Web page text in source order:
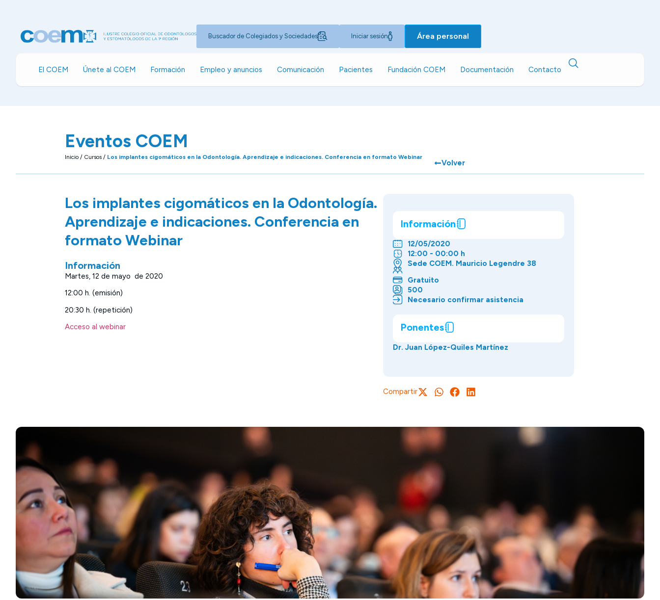
Buscador de Colegiados y Sociedades Iniciar sesión Área personal
El COEM Únete al COEM Formación Empleo y anuncios Comunicación Pacientes Fundación COEM Documentación Contacto
Eventos COEM
Inicio / Cursos / Los implantes cigomáticos en la Odontología. Aprendizaje e indicaciones. Conferencia en formato Webinar
Volver
Los implantes cigomáticos en la Odontología.
Aprendizaje e indicaciones. Conferencia en
formato Webinar
Información
Martes, 12 de mayo de 2020
12:00 h. (emisión)
20:30 h. (repetición)
Acceso al webinar
Información
12/05/2020
12:00 - 00:00 h
Sede COEM. Mauricio Legendre 38
Gratuito
500
Necesario confirmar asistencia
Ponentes
Dr. Juan López-Quiles Martínez
Compartir